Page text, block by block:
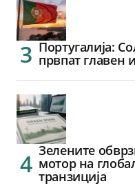
Португалија:
првпат главен
Зелените
мотор на
транзиција